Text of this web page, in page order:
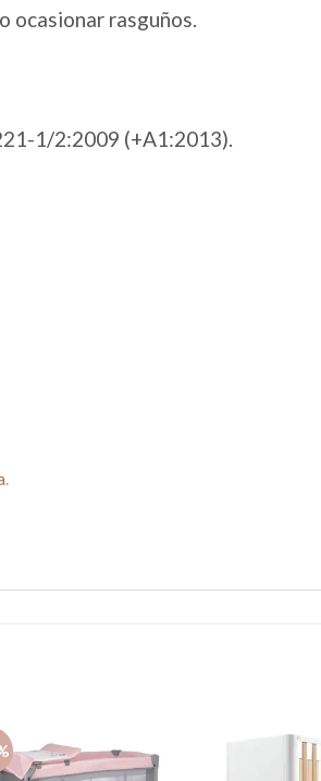
ocasionar rasguños.
1/2:2009 (+A1:2013).
.